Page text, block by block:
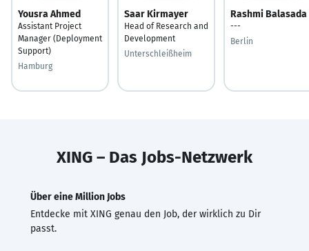
Yousra Ahmed
Assistant Project
Manager (Deployment
Support)
Hamburg
Saar Kirmayer
Head of Research and
Development
Unterschleißheim
Rashmi Balasada
---
Berlin
XING – Das Jobs-Netzwerk
Über eine Million Jobs
Entdecke mit XING genau den Job, der wirklich zu Dir
passt.